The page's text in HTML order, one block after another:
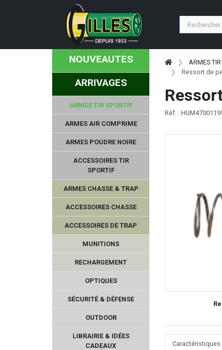
NOUVEAUTES
ARRIVAGES
ARMES TIR SPORTIF
ARMES AIR COMPRIME
ARMES POUDRE NOIRE
ACCESSOIRES TIR
SPORTIF
ARMES CHASSE & TRAP
ACCESSOIRES CHASSE
ACCESSOIRES DE TRAP
MUNITIONS
RECHARGEMENT
OPTIQUES
SÉCURITÉ & DÉFENSE
OUTDOOR
LIBRAIRIE & IDÉES
CADEAUX
ARMES
Ressort de
Réf. :
Caractéristiques